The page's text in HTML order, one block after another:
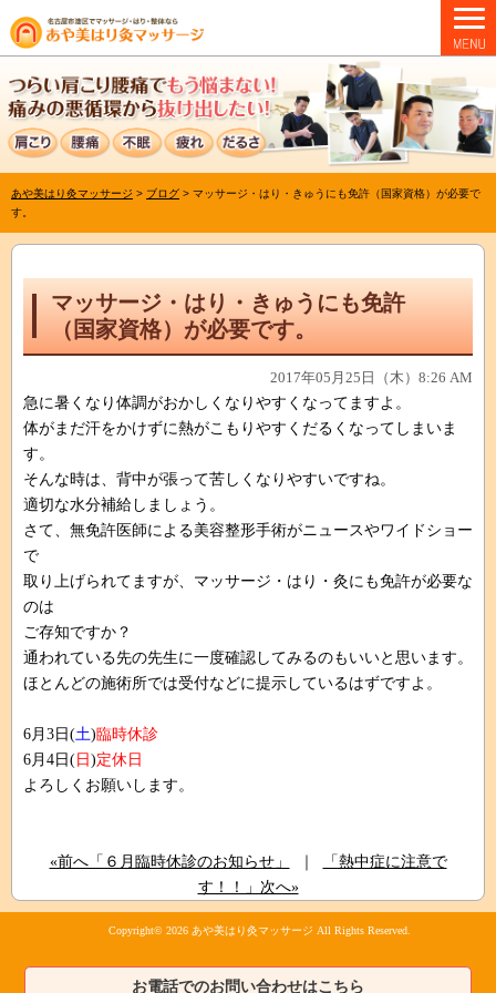
あや美はり灸マッサージ > ブログ > マッサージ・はり・きゅうにも免許（国家資格）が必要で
す。
マッサージ・はり・きゅうにも免許
（国家資格）が必要です。
2017年05月25日（木）8:26 AM
急に暑くなり体調がおかしくなりやすくなってますよ。
体がまだ汗をかけずに熱がこもりやすくだるくなってしまいま
す。
そんな時は、背中が張って苦しくなりやすいですね。
適切な水分補給しましょう。
さて、無免許医師による美容整形手術がニュースやワイドショー
で
取り上げられてますが、マッサージ・はり・灸にも免許が必要な
のは
ご存知ですか？
通われている先の先生に一度確認してみるのもいいと思います。
ほとんどの施術所では受付などに提示しているはずですよ。
6月3日(土)臨時休診
6月4日( 日 )定休日
よろしくお願いします。
«前へ「６月臨時休診のお知らせ」
「熱中症に注意で
す！！」次へ»
Copyright© 2026 あや美はり灸マッサージ All Rights Reserved.
お電話でのお問い合わせはこちら